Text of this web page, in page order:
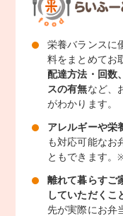
栄養バランスに
料をまとめてお
配達方法・回数
スの有無など、
がわかります。
アレルギーや栄
も対応可能なお
ともできます。
離れて暮らすご
していただくこ
先が実際にお弁